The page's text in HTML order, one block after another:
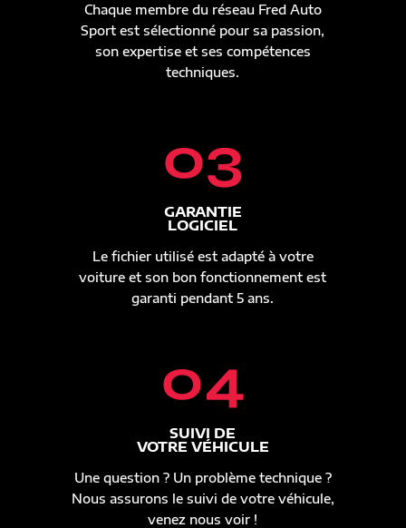
Chaque membre du réseau Fred Auto
Sport est sélectionné pour sa passion,
son expertise et ses compétences
techniques.
03
GARANTIE
LOGICIEL
Le fichier utilisé est adapté à votre
voiture et son bon fonctionnement est
garanti pendant 5 ans.
04
SUIVI DE
VOTRE VÉHICULE
Une question ? Un problème technique ?
Nous assurons le suivi de votre véhicule,
venez nous voir !